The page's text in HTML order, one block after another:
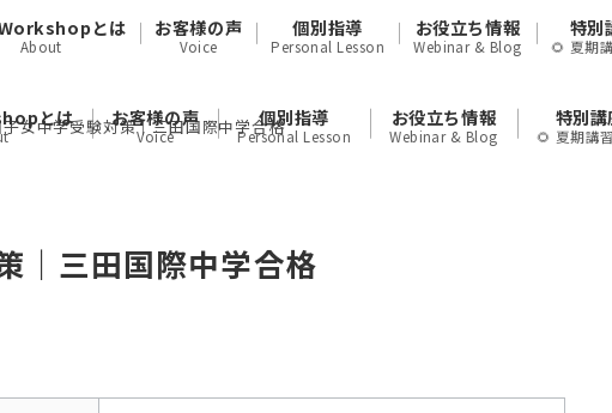
とは お客様の声
Voice
個別指導
Personal Lesson
お役立ち情報
Webinar & Blog
特別
🌻 夏期講
とは
About
お客様の声
Voice
個別指導
Personal Lesson
お役立ち情報
Webinar & Blog
特別
🌻 夏期
女中学受験対策｜三田国際中学合格
｜三田国際中学合格